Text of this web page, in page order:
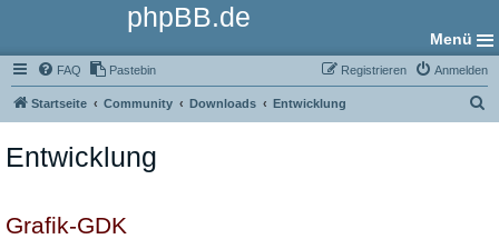
phpBB.de
Menü
FAQ Pastebin Anmelden
Registrieren
Startseite Community Downloads Entwicklung
Entwicklung
Grafik-GDK